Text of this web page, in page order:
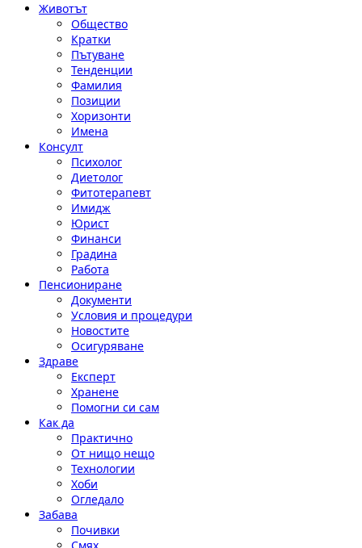
Животът
Общество
Кратки
Пътуване
Тенденции
Фамилия
Позиции
Хоризонти
Имена
Консулт
Психолог
Диетолог
Фитотерапевт
Имидж
Юрист
Финанси
Градина
Работа
Пенсиониране
Документи
Условия и процедури
Новостите
Осигуряване
Здраве
Експерт
Хранене
Помогни си сам
Как да
Практично
От нищо нещо
Технологии
Хоби
Огледало
Забава
Почивки